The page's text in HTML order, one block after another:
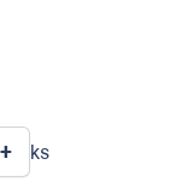
+ ks